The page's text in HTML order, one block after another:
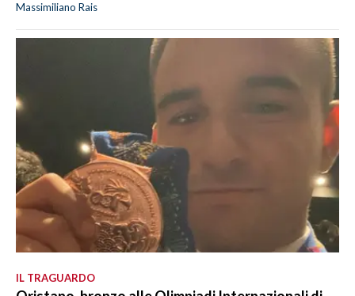
Massimiliano Rais
IL TRAGUARDO